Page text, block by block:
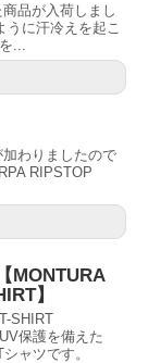
品が入荷しまし
うに汗冷えを起こ
...
わりましたので
RIPSTOP
MONTURA
】
SHIRT
保護を備えた
ャツです。